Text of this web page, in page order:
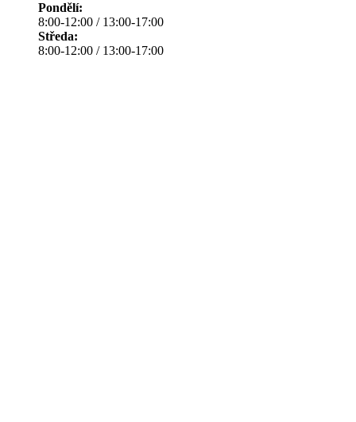
Pondělí:
8:00-12:00 / 13:00-17:00
Středa:
8:00-12:00 / 13:00-17:00